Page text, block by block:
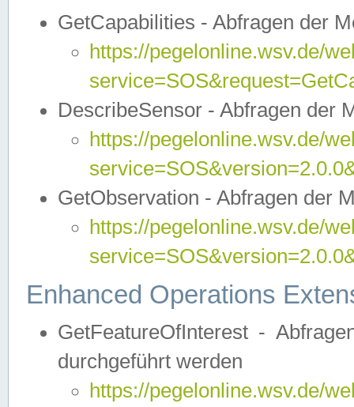
GetCapabilities - Abfragen der
https://pegelonline.wsv.de/
DescribeSensor - Abfragen der
https://pegelonline.wsv.de/
GetObservation - Abfragen der
https://pegelonline.wsv.de/
Enhanced Operations
GetFeatureOfInterest -
durchgeführt werden
https://pegelonline.wsv.de/